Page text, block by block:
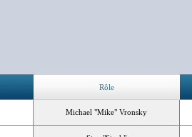
Rôle
Michael "Mike" Vronsky